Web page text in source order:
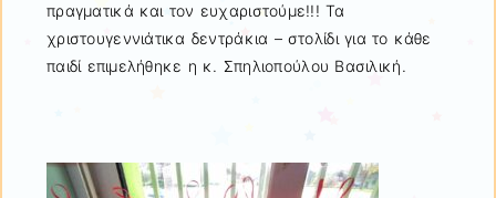
πραγματικά και τον ευχαριστούμε!!! Τα
χριστουγεννιάτικα δεντράκια – στολίδι για το κάθε
παιδί επιμελήθηκε η κ. Σπηλιοπούλου Βασιλική.